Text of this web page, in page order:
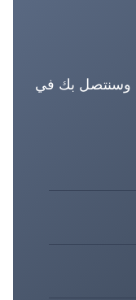
وسنتصل بك في